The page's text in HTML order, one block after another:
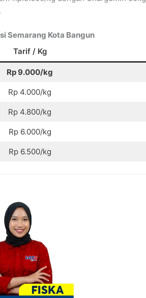
Semarang Kota Bangun
Tarif / Kg
Rp 9.000/kg
Rp 4.000/kg
Rp 4.800/kg
Rp 6.000/kg
Rp 6.500/kg